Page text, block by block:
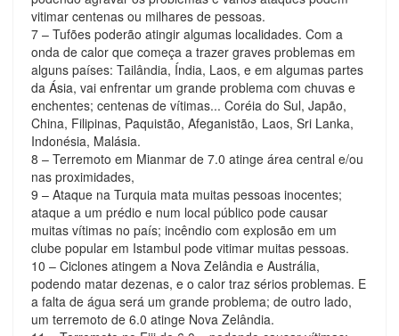
vitimar centenas ou milhares de pessoas.
7 – Tufões poderão atingir algumas localidades. Com a
onda de calor que começa a trazer graves problemas em
alguns países: Tailândia, Índia, Laos, e em algumas partes
da Ásia, vai enfrentar um grande problema com chuvas e
enchentes; centenas de vítimas... Coréia do Sul, Japão,
China, Filipinas, Paquistão, Afeganistão, Laos, Sri Lanka,
Indonésia, Malásia.
8 – Terremoto em Mianmar de 7.0 atinge área central e/ou
nas proximidades,
9 – Ataque na Turquia mata muitas pessoas inocentes;
ataque a um prédio e num local público pode causar
muitas vítimas no país; incêndio com explosão em um
clube popular em Istambul pode vitimar muitas pessoas.
10 – Ciclones atingem a Nova Zelândia e Austrália,
podendo matar dezenas, e o calor traz sérios problemas. E
a falta de água será um grande problema; de outro lado,
um terremoto de 6.0 atinge Nova Zelândia.